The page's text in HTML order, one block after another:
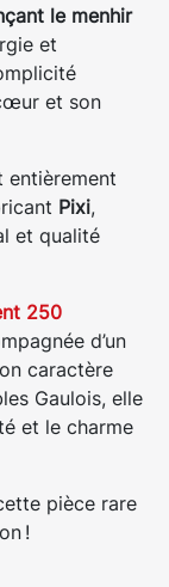
le menhir
et
et son
entièrement
Pixi,
et qualité
250
d’un
caractère
Gaulois, elle
et le charme
pièce rare
!